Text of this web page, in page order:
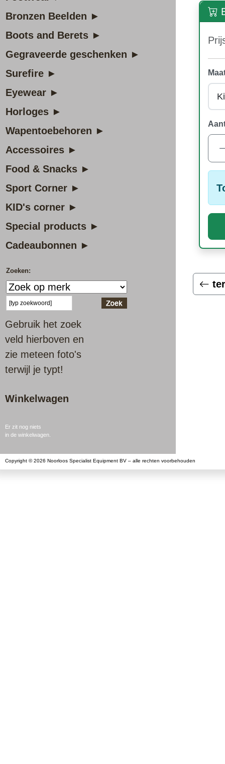
Bronzen Beelden ►
Boots and Berets ►
Gegraveerde geschenken ►
Surefire ►
Eyewear ►
Horloges ►
Wapentoebehoren ►
Accessoires ►
Food & Snacks ►
Sport Corner ►
KID's corner ►
Special products ►
Cadeaubonnen ►
Zoeken:
Gebruik het zoek
veld hierboven en
zie meteen foto's
terwijl je typt!
Winkelwagen
Er zit nog niets
in de winkelwagen.
Copyright © 2026 Noorloos Specialist Equipment BV – alle rechten voorbehouden